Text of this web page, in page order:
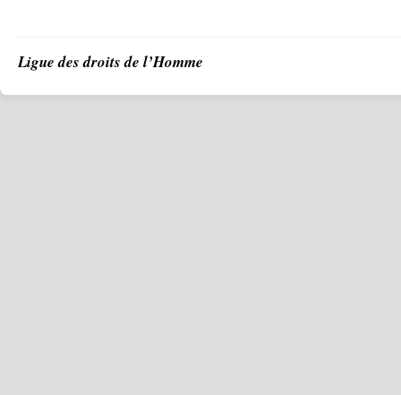
Ligue des droits de l’Homme